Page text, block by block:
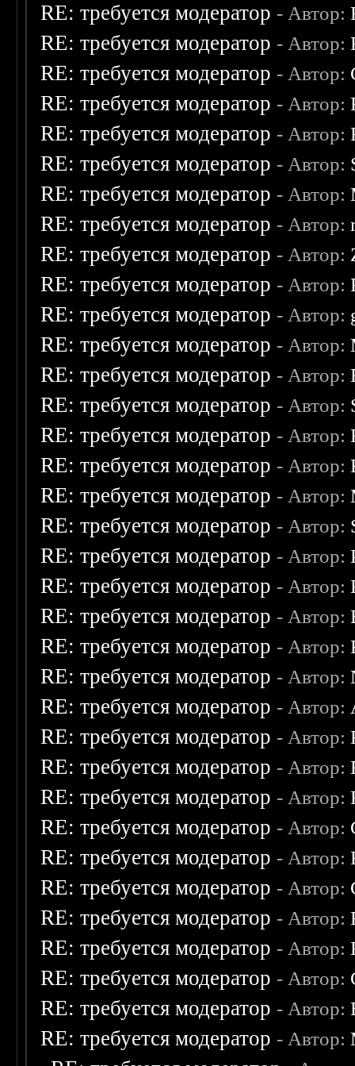
RE: требуется модератор - Автор:
RE: требуется модератор - Автор:
RE: требуется модератор - Автор:
RE: требуется модератор - Автор:
RE: требуется модератор - Автор:
RE: требуется модератор - Автор:
RE: требуется модератор - Автор:
RE: требуется модератор - Автор:
RE: требуется модератор - Автор:
RE: требуется модератор - Автор:
RE: требуется модератор - Автор:
RE: требуется модератор - Автор:
RE: требуется модератор - Автор:
RE: требуется модератор - Автор:
RE: требуется модератор - Автор:
RE: требуется модератор - Автор:
RE: требуется модератор - Автор:
RE: требуется модератор - Автор:
RE: требуется модератор - Автор:
RE: требуется модератор - Автор:
RE: требуется модератор - Автор:
RE: требуется модератор - Автор:
RE: требуется модератор - Автор:
RE: требуется модератор - Автор:
RE: требуется модератор - Автор:
RE: требуется модератор - Автор:
RE: требуется модератор - Автор:
RE: требуется модератор - Автор:
RE: требуется модератор - Автор:
RE: требуется модератор - Автор:
RE: требуется модератор - Автор:
RE: требуется модератор - Автор:
RE: требуется модератор - Автор:
RE: требуется модератор - Автор:
RE: требуется модератор - Автор: